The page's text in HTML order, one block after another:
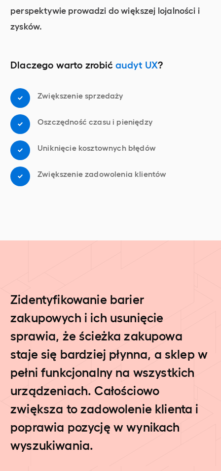
perspektywie prowadzi do większej lojalności i
zysków.
Dlaczego warto zrobić audyt UX?
Zwiększenie sprzedaży
Oszczędność czasu i pieniędzy
Uniknięcie kosztownych błędów
Zwiększenie zadowolenia klientów
Zidentyfikowanie barier
zakupowych i ich usunięcie
sprawia, że ścieżka zakupowa
staje się bardziej płynna, a sklep w
pełni funkcjonalny na wszystkich
urządzeniach. Całościowo
zwiększa to zadowolenie klienta i
poprawia pozycję w wynikach
wyszukiwania.